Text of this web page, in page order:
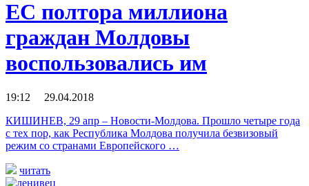
ЕС полтора миллиона
граждан Молдовы
воспользовались им
19:12 29.04.2018
КИШИНЕВ, 29 апр – Новости-Молдова. Прошло четыре года
с тех пор, как Республика Молдова получила безвизовый
режим со странами Европейского …
читать